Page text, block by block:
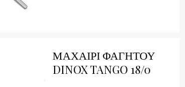
ΜΑΧΑΙΡΙ ΦΑΓΗΤΟΥ
DINOX TANGO 18/0